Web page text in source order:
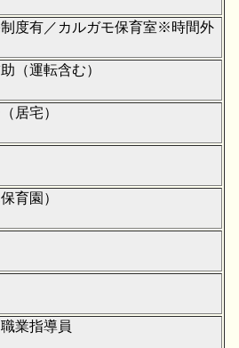
度有／カルガモ保育室※時間外
（運転含む）
居宅）
育園）
業指導員